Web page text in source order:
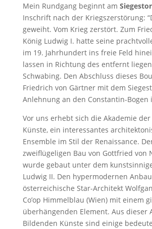
Mein Rundgang beginnt am Siegestor
Inschrift nach der Kriegszerstörung:
geweiht. Vom Krieg zerstört. Zum
König Ludwig I. hatte seine
im 19. Jahrhundert ins freie Feld
lassen in Richtung des entfernt
Schwabing. Den Abschluss dieses
Friedrich von Gärtner mit dem
Anlehnung an den Constantin-Bogen
Vor uns erhebt sich die Akademie
Künste, ein interessantes
Ensemble im Stil der Renaissance.
zweiflügeligen Bau von Gottfried von
wurde gebaut unter dem
Ludwig II. Den hypermodernen
österreichische Star-Architekt
Co’op Himmelblau (Wien) mit einem
überhängenden Element. Aus dieser
Bildenden Künste sind einige